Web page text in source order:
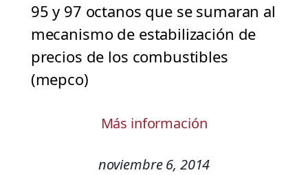
95 y 97 octanos que se sumaran al
mecanismo de estabilización de
precios de los combustibles
(mepco)
Más información
noviembre 6, 2014